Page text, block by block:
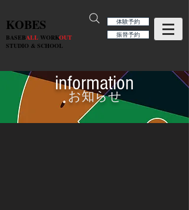
KOBES
BASEBALL WORKOUT
STUDIO & SCHOOL
体験予約
振替予約
information
お知らせ